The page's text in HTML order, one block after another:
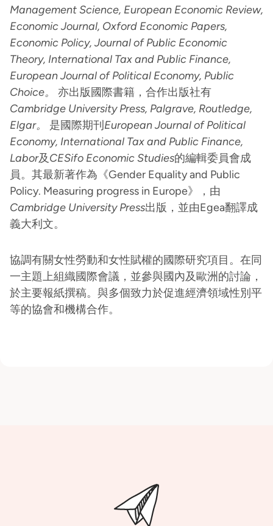
Management Science, European Economic Review,
Economic Journal, Oxford Economic Papers,
Economic Policy, Journal of Public Economic
Theory, International Tax and Public Finance,
European Journal of Political Economy, Public
Choice。
亦出版國際書籍，合作出版社有
Cambridge University Press, Palgrave, Routledge,
Elgar。
是國際期刊 European Journal of Political
Economy, International Tax and Public Finance,
Labor及CESifo Economic Studies的編輯委員會成
員。其最新著作為《Gender Equality and Public
Policy. Measuring progress in Europe》，由
Cambridge University Press出版，並由Egea翻譯成
義大利文。
協調有關女性勞動和女性賦權的國際研究項目。在同
一主題上組織國際會議，並參與國內及歐洲的討論，
於主要報紙撰稿。與多個致力於促進經濟領域性別平
等的協會和機構合作。